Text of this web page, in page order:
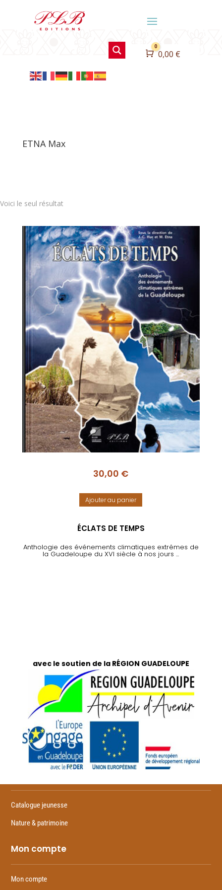
Panier
0
0,00 €
ETNA Max
Voici le seul résultat
30,00 €
Ajouter au panier
ÉCLATS DE TEMPS
Anthologie des événements climatiques extrêmes de
la Guadeloupe du XVI siècle à nos jours ...
avec le soutien de la RÉGION GUADELOUPE
Catalogue jeunesse
Nature & patrimoine
Mon compte
Mon compte